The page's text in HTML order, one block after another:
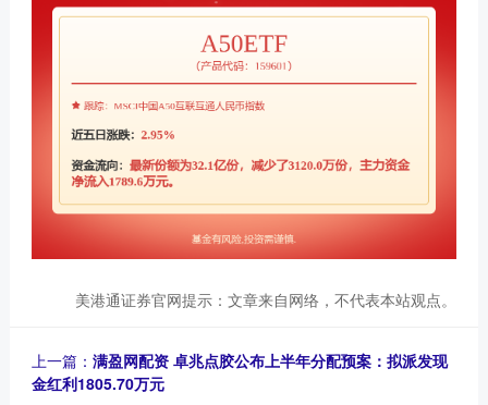
美港通证券官网提示：文章来自网络，不代表本站观点。
上一篇： 满盈网配资 卓兆点胶公布上半年分配预案：拟派发现
金红利1805.70万元